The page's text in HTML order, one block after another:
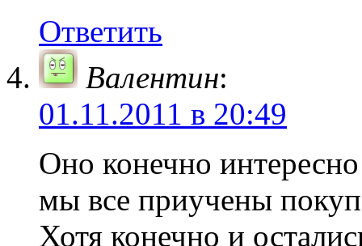
Ответить
Валентин:
01.11.2011 в 20:49
Оно конечно
мы все приучены
Хотя конечно и